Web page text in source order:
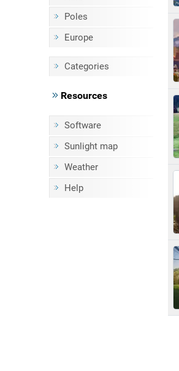
Poles
Europe
Categories
Resources
Software
Sunlight map
Weather
Help